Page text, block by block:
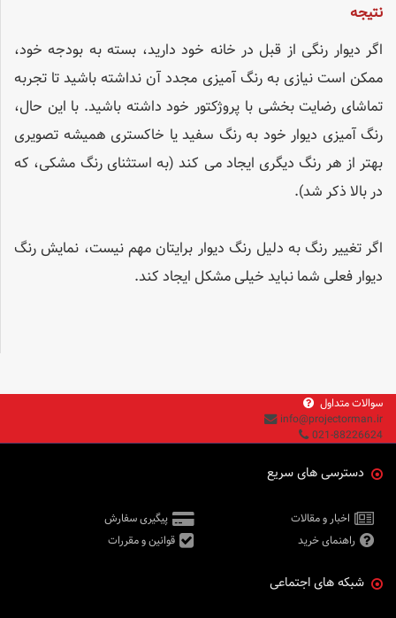
نتیجه
اگر دیوار رنگی از قبل در خانه خود دارید، بسته به بودجه خود،
ممکن است نیازی به رنگ آمیزی مجدد آن نداشته باشید تا تجربه
تماشای رضایت بخشی با پروژکتور خود داشته باشید. با این حال،
رنگ آمیزی دیوار خود به رنگ سفید یا خاکستری همیشه تصویری
بهتر از هر رنگ دیگری ایجاد می کند (به استثنای رنگ مشکی، که
در بالا ذکر شد).
اگر تغییر رنگ به دلیل رنگ دیوار برایتان مهم نیست، نمایش رنگ
دیوار فعلی شما نباید خیلی مشکل ایجاد کند.
سوالات متداول
info@projectorman.ir
021-88226624
دسترسی های سریع
اخبار و مقالات
پیگیری سفارش
راهنمای خرید
قوانین و مقررات
شبکه های اجتماعی